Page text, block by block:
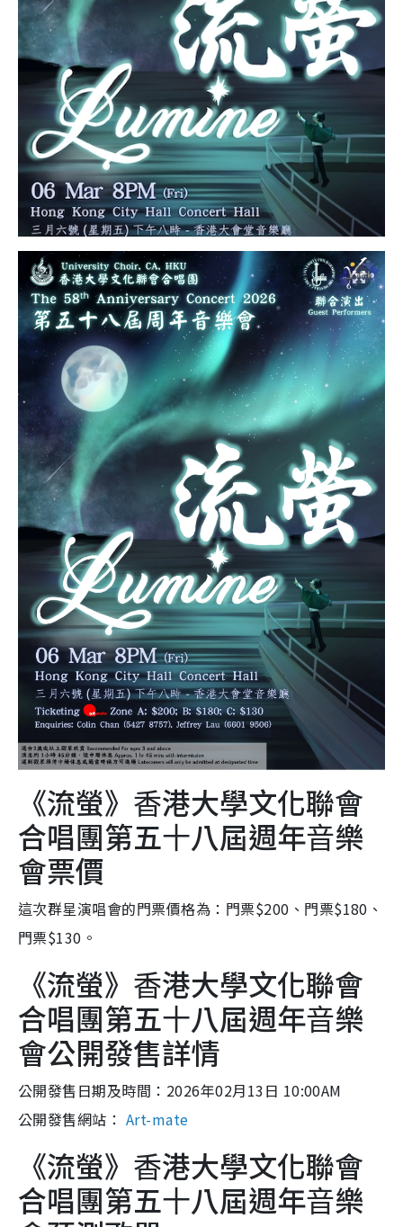
《流螢》⾹港⼤學⽂化聯會
合唱團第五⼗八屆週年⾳樂
會票價
這次群星演唱會的門票價格為：門票$200、門票$180、
門票$130。
《流螢》⾹港⼤學⽂化聯會
合唱團第五⼗八屆週年⾳樂
會公開發售詳情
公開發售日期及時間：2026年02月13日 10:00AM
公開發售網站： Art-mate
《流螢》⾹港⼤學⽂化聯會
合唱團第五⼗八屆週年⾳樂